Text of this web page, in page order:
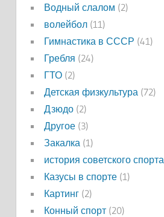
Водный слалом (2)
волейбол(11)
Гимнастика в СССР (41)
Гребля (24)
ГТО(2)
Детская физкультура (72)
Дзюдо(2)
Другое(3)
Закалка (1)
история советского спорта
Казусы в спорте(1)
Картинг(2)
Конный спорт(20)